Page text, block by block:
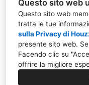
Questo sito web
Questo sito web
tratta le tue
sulla Privacy di
presente sito web.
Facendo clic su
offrire la migliore